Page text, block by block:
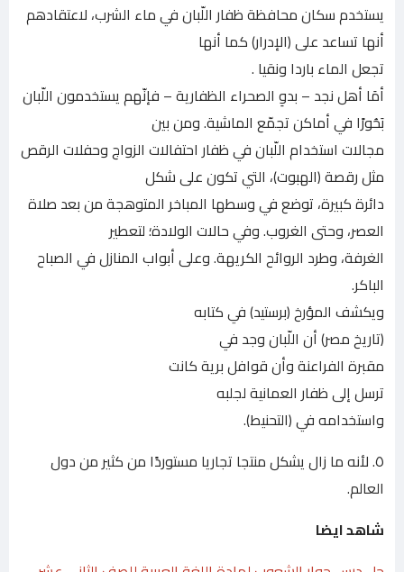
يستخدم سكان محافظة ظفار اللّبان في ماء الشرب، لاعتقادهم
أنها تساعد على (الإدرار) كما أنها
تجعل الماء باردا ونقيا .
أمَا أهل نجد – بدوِ الصحراء الظفارية – فإنّهم يستخدمون اللّبان
بَحُورًا في أماكن تجمّع الماشية. ومن بين
مجالات استخدام اللّبان في ظفار احتفالات الزواج وحفلات الرقص
مثل رقصة (الهبوت)، التي تكون على شكل
دائرة كبيرة، توضع في وسطها المباخر المتوهجة من بعد صلاة
العصر، وحتى الغروب. وفي حالات الولادة؛ لتعطير
الغرفة، وطرد الروائح الكريهة. وعلى أبواب المنازل في الصباح
الباكر.
ويكشف المؤرخ (برستيد) في كتابه
(تاريخ مصر) أن اللّبان وجد في
مقبرة الفراعنة وأن قوافل برية كانت
ترسل إلى ظفار العمانية لجلبه
واستخدامه في (التحنيط).
٥. لأنه ما زال يشكل منتجا تجاريا مستوردًا من كثير من دول
العالم.
شاهد ايضا